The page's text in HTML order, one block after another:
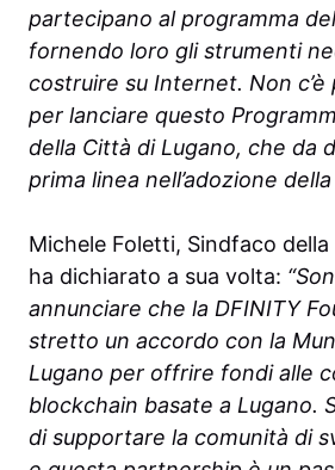
partecipano al programma
fornendo loro gli strumenti
costruire su Internet. Non
per lanciare questo
della Città di Lugano, che da
prima linea nell’adozione
Michele Foletti, Sindfaco
ha dichiarato a sua volta:
annunciare che la DFINITY
stretto un accordo con la
Lugano per offrire fondi alle
blockchain basate a Lugano.
di supportare la comunità di